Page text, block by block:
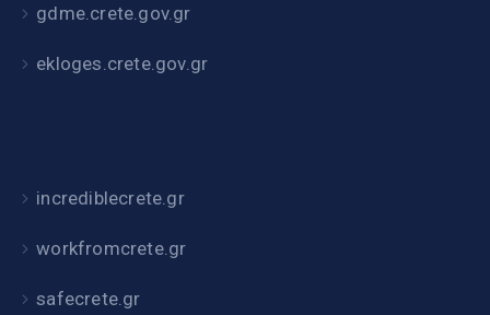
gdme.crete.gov.gr
ekloges.crete.gov.gr
incrediblecrete.gr
workfromcrete.gr
safecrete.gr